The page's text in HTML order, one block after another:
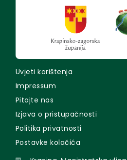
Uvjeti korištenja
Impressum
Pitajte nas
Izjava o pristupačnosti
Politika privatnosti
Postavke kolačića